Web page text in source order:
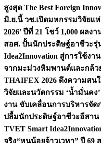
สูงสุด The Best Foreign
มิ.ย.นี้ วช.เปิดมหกรรมวิจัยแห่
2026’ ปีที่ 21 โชว์ 1,000 ผล
สอศ. ปั้นนักประดิษฐ์อาชีวะรุ่
Idea2Innovation สู่การใช้งา
จากมะม่วงหิมพานต์และกล้ว
THAIFEX 2026 ดึงความสน
วิจัยและนวัตกรรม ‘น้ำมั่นคง
งาน ขับเคลื่อนการบริหารจั
ปลื้มนักประดิษฐ์อาชีวะอีสาน
TVET Smart
จริง“หนูน้อยจ้าวเวหา” ปี 69